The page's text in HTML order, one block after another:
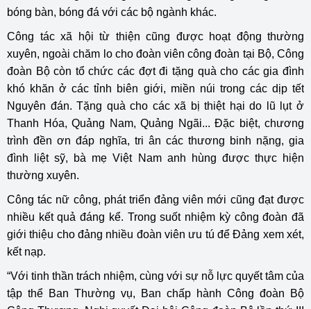
bóng bàn, bóng đá với các bộ ngành khác.
Công tác xã hội từ thiện cũng được hoạt động thường
xuyên, ngoài chăm lo cho đoàn viên công đoàn tại Bộ, Công
đoàn Bộ còn tổ chức các đợt đi tặng quà cho các gia đình
khó khăn ở các tỉnh biên giới, miền núi trong các dịp tết
Nguyên đán. Tặng quà cho các xã bị thiệt hại do lũ lụt ở
Thanh Hóa, Quảng Nam, Quảng Ngãi... Đặc biệt, chương
trình đền ơn đáp nghĩa, tri ân các thương binh nặng, gia
đình liệt sỹ, bà mẹ Việt Nam anh hùng được thực hiện
thường xuyên.
Công tác nữ công, phát triển đảng viên mới cũng đạt được
nhiều kết quả đáng kể. Trong suốt nhiệm kỳ công đoàn đã
giới thiệu cho đảng nhiều đoàn viên ưu tú để Đảng xem xét,
kết nạp.
“Với tinh thần trách nhiệm, cùng với sự nỗ lực quyết tâm của
tập thể Ban Thường vụ, Ban chấp hành Công đoàn Bộ